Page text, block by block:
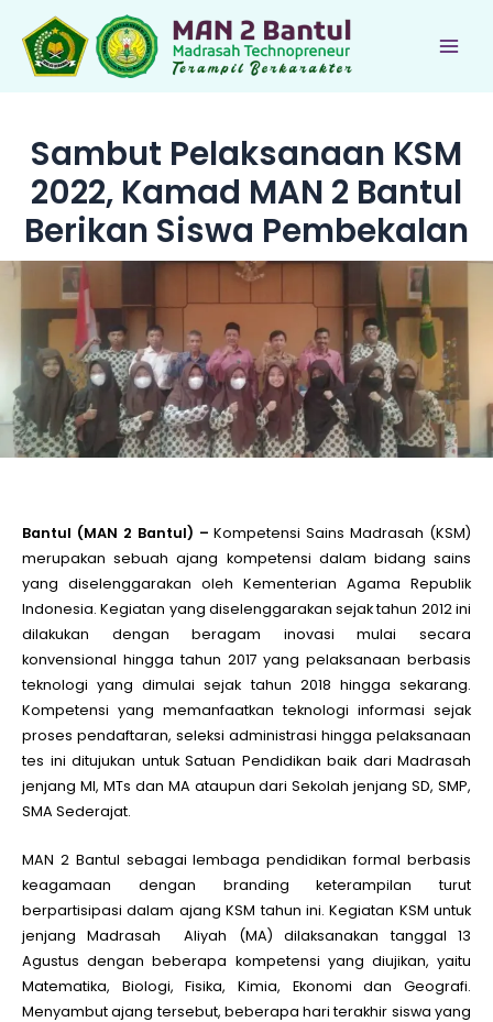
konten
Sambut Pelaksanaan KSM
2022, Kamad MAN 2 Bantul
Berikan Siswa Pembekalan
Bantul (MAN 2 Bantul) –Kompetensi Sains Madrasah (KSM)
merupakan sebuah ajang kompetensi dalam bidang sains
yang diselenggarakan oleh Kementerian Agama Republik
Indonesia. Kegiatan yang diselenggarakan sejak tahun 2012 ini
dilakukan dengan beragam inovasi mulai secara
konvensional hingga tahun 2017 yang pelaksanaan berbasis
teknologi yang dimulai sejak tahun 2018 hingga sekarang.
Kompetensi yang memanfaatkan teknologi informasi sejak
proses pendaftaran, seleksi administrasi hingga pelaksanaan
tes ini ditujukan untuk Satuan Pendidikan baik dari Madrasah
jenjang MI, MTs dan MA ataupun dari Sekolah jenjang SD, SMP,
SMA Sederajat.
MAN 2 Bantul sebagai lembaga pendidikan formal berbasis
keagamaan dengan branding keterampilan turut
berpartisipasi dalam ajang KSM tahun ini. Kegiatan KSM untuk
jenjang Madrasah Aliyah (MA) dilaksanakan tanggal 13
Agustus dengan beberapa kompetensi yang diujikan, yaitu
Matematika, Biologi, Fisika, Kimia, Ekonomi dan Geografi.
Menyambut ajang tersebut, beberapa hari terakhir siswa yang